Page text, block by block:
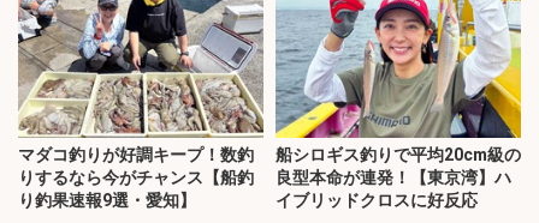
マダコ釣りが好調キープ！数釣
りするなら今がチャンス【船釣
り釣果速報9選・愛知】
船シロギス釣りで平均20cm級の
良型本命が連発！【東京湾】ハ
イブリッドクロスに好反応